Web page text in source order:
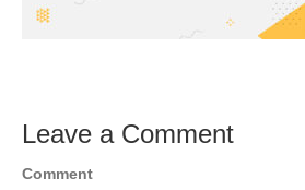
Leave a Comment
Comment